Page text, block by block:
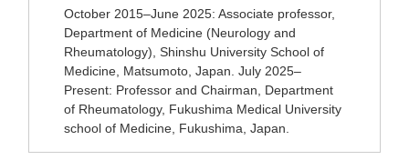
October 2015‒June 2025: Associate professor,
Department of Medicine (Neurology and
Rheumatology), Shinshu University School of
Medicine, Matsumoto, Japan. July 2025‒
Present: Professor and Chairman, Department
of Rheumatology, Fukushima Medical University
school of Medicine, Fukushima, Japan.